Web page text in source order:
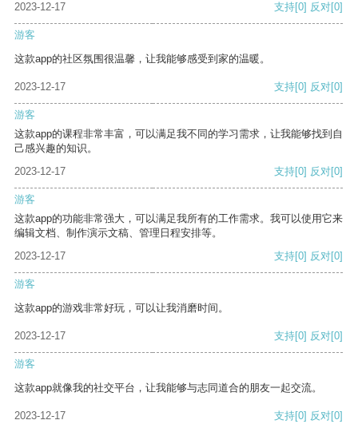
2023-12-17
支持[0] 反对[0]
游客
这款app的社区氛围很温馨，让我能够感受到家的温暖。
2023-12-17 支持[0] 反对[0]
游客
这款app的课程非常丰富，可以满足我不同的学习需求，让我能够找到自
己感兴趣的知识。
2023-12-17
支持[0] 反对[0]
游客
这款app的功能非常强大，可以满足我所有的工作需求。我可以使用它来
编辑文档、制作演示文稿、管理日程安排等。
2023-12-17
支持[0] 反对[0]
游客
这款app的游戏非常好玩，可以让我消磨时间。
2023-12-17 支持[0] 反对[0]
游客
这款app就像我的社交平台，让我能够与志同道合的朋友一起交流。
2023-12-17 支持[0] 反对[0]